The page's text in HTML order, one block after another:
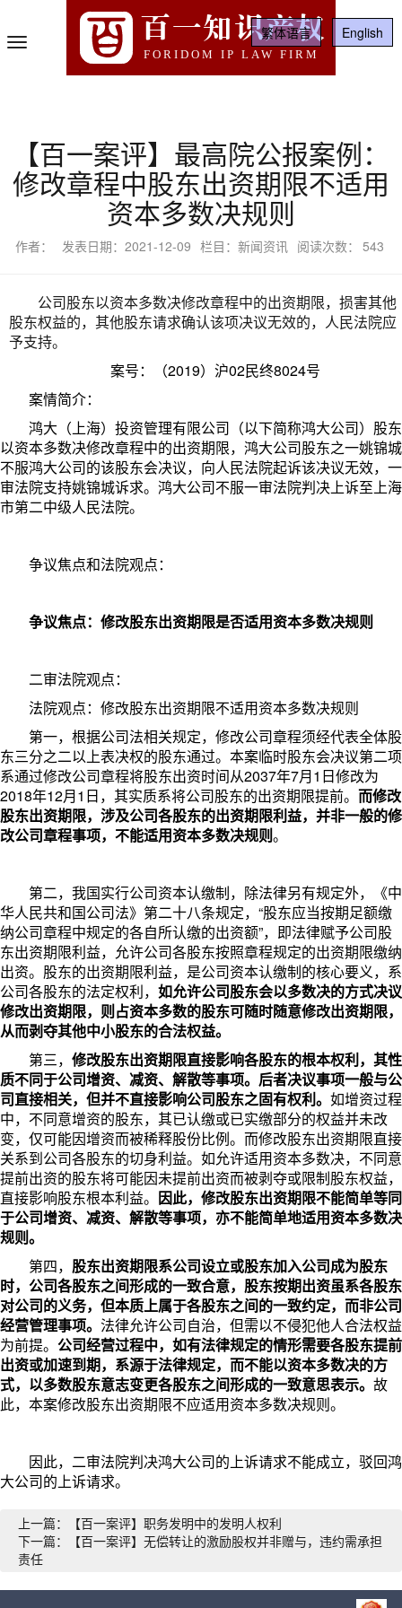
百一知识产权
FORIDOM IP LAW FIRM
English
繁体语言
Toggle
Navigation
【百一案评】最高院公报案例：
修改章程中股东出资期限不适用
资本多数决规则
作者： 发表日期：2021-12-09 栏目：新闻资讯 阅读次数： 543
公司股东以资本多数决修改章程中的出资期限，损害其他
股东权益的，其他股东请求确认该项决议无效的，人民法院应
予支持。
案号：（2019）沪02民终8024号
案情简介：
鸿大（上海）投资管理有限公司（以下简称鸿大公司）股东
以资本多数决修改章程中的出资期限，鸿大公司股东之一姚锦城
不服鸿大公司的该股东会决议，向人民法院起诉该决议无效，一
审法院支持姚锦城诉求。鸿大公司不服一审法院判决上诉至上海
市第二中级人民法院。
争议焦点和法院观点：
争议焦点：修改股东出资期限是否适用资本多数决规则
二审法院观点：
法院观点： 修改股东出资期限不适用资本多数决规则
第一，根据公司法相关规定，修改公司章程须经代表全体股
东三分之二以上表决权的股东通过。本案临时股东会决议第二项
系通过修改公司章程将股东出资时间从2037年7月1日修改为
2018年12月1日，其实质系将公司股东的出资期限提前。 而修改
股东出资期限，涉及公司各股东的出资期限利益，并非一般的修
改公司章程事项，不能适用资本多数决规则。
第二，我国实行公司资本认缴制，除法律另有规定外，《中
华人民共和国公司法》第二十八条规定，“股东应当按期足额缴
纳公司章程中规定的各自所认缴的出资额”，即法律赋予公司股
东出资期限利益，允许公司各股东按照章程规定的出资期限缴纳
出资。股东的出资期限利益，是公司资本认缴制的核心要义，系
公司各股东的法定权利， 如允许公司股东会以多数决的方式决议
修改出资期限，则占资本多数的股东可随时随意修改出资期限，
从而剥夺其他中小股东的合法权益。
第三， 修改股东出资期限直接影响各股东的根本权利，其性
质不同于公司增资、减资、解散等事项。后者决议事项一般与公
司直接相关，但并不直接影响公司股东之固有权利。 如增资过程
中，不同意增资的股东，其已认缴或已实缴部分的权益并未改
变，仅可能因增资而被稀释股份比例。而修改股东出资期限直接
关系到公司各股东的切身利益。如允许适用资本多数决，不同意
提前出资的股东将可能因未提前出资而被剥夺或限制股东权益，
直接影响股东根本利益。 因此，修改股东出资期限不能简单等同
于公司增资、减资、解散等事项，亦不能简单地适用资本多数决
规则。
第四， 股东出资期限系公司设立或股东加入公司成为股东
时，公司各股东之间形成的一致合意，股东按期出资虽系各股东
对公司的义务，但本质上属于各股东之间的一致约定，而非公司
经营管理事项。 法律允许公司自治，但需以不侵犯他人合法权益
为前提。 公司经营过程中，如有法律规定的情形需要各股东提前
出资或加速到期，系源于法律规定，而不能以资本多数决的方
式，以多数股东意志变更各股东之间形成的一致意思表示。 故
此，本案修改股东出资期限不应适用资本多数决规则。
因此，二审法院判决鸿大公司的上诉请求不能成立，驳回鸿
大公司的上诉请求。
上一篇：【百一案评】职务发明中的发明人权利
下一篇：【百一案评】无偿转让的激励股权并非赠与，违约需承担
责任